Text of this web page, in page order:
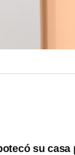
su casa